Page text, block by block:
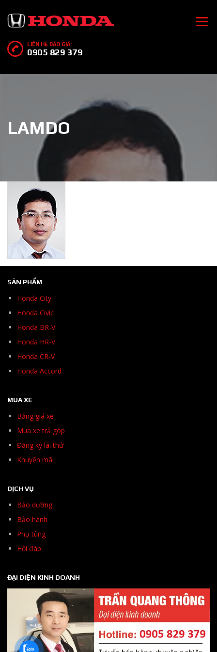
LIÊN HỆ BÁO GIÁ:
0905 829 379
LAMDO
SẢN PHẨM
Honda City
Honda Civic
Honda BR-V
Honda HR-V
Honda CR-V
Honda Accord
MUA XE
Bảng giá xe
Mua xe trả góp
Đăng ký lái thử
Khuyến mãi
DỊCH VỤ
Bảo dưỡng
Bảo hành
Phụ tùng
Hỏi đáp
ĐẠI DIỆN KINH DOANH